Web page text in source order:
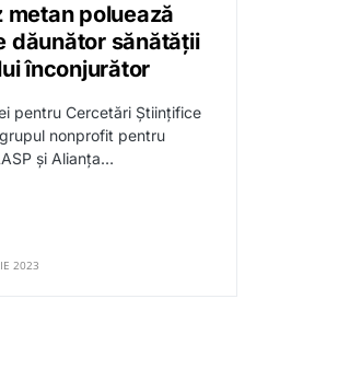
poluează
dăunător sănătății
înconjurător
pentru Cercetări Științifice
nonprofit pentru
și Alianța…
2023